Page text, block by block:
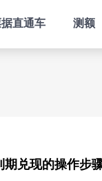
据直通车 测额
期兑现的操作步